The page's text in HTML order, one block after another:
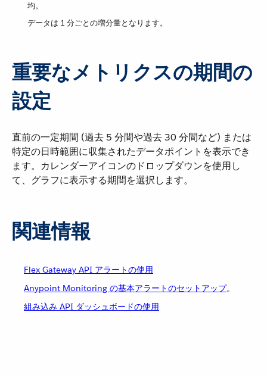
均。
データは 1 分ごとの増分量となります。
重要なメトリクスの期間の
設定
直前の一定期間 (過去 5 分間や過去 30 分間など) または
特定の日時範囲に収集されたデータポイントを表示でき
ます。カレンダーアイコンのドロップダウンを使用し
て、グラフに表示する期間を選択します。
関連情報
Flex Gateway API アラートの使用
Anypoint Monitoring の基本アラートのセットアップ。
組み込み API ダッシュボードの使用